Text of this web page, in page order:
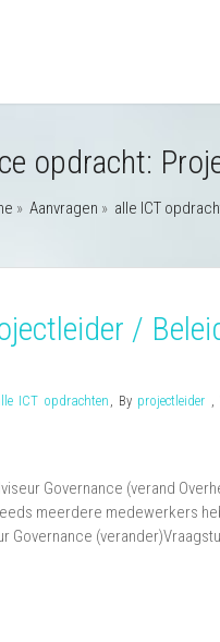
opdracht:
» Aanvragen » alle ICT
/
ICT opdrachten , By projectleider ,
Governance (verand
meerdere medewerkers
Governance